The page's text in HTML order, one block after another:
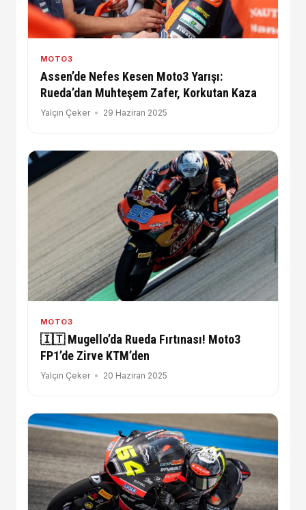
MOTO3
Assen’de Nefes Kesen Moto3 Yarışı:
Rueda’dan Muhteşem Zafer, Korkutan Kaza
Yalçın Çeker 29 Haziran 2025
MOTO3
🇮🇹 Mugello’da Rueda Fırtınası! Moto3
FP1’de Zirve KTM’den
Yalçın Çeker 20 Haziran 2025